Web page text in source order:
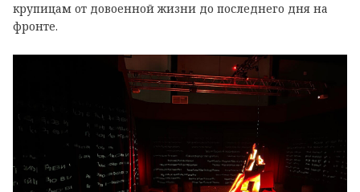
крупицам от довоенной жизни до последнего дня на
фронте.